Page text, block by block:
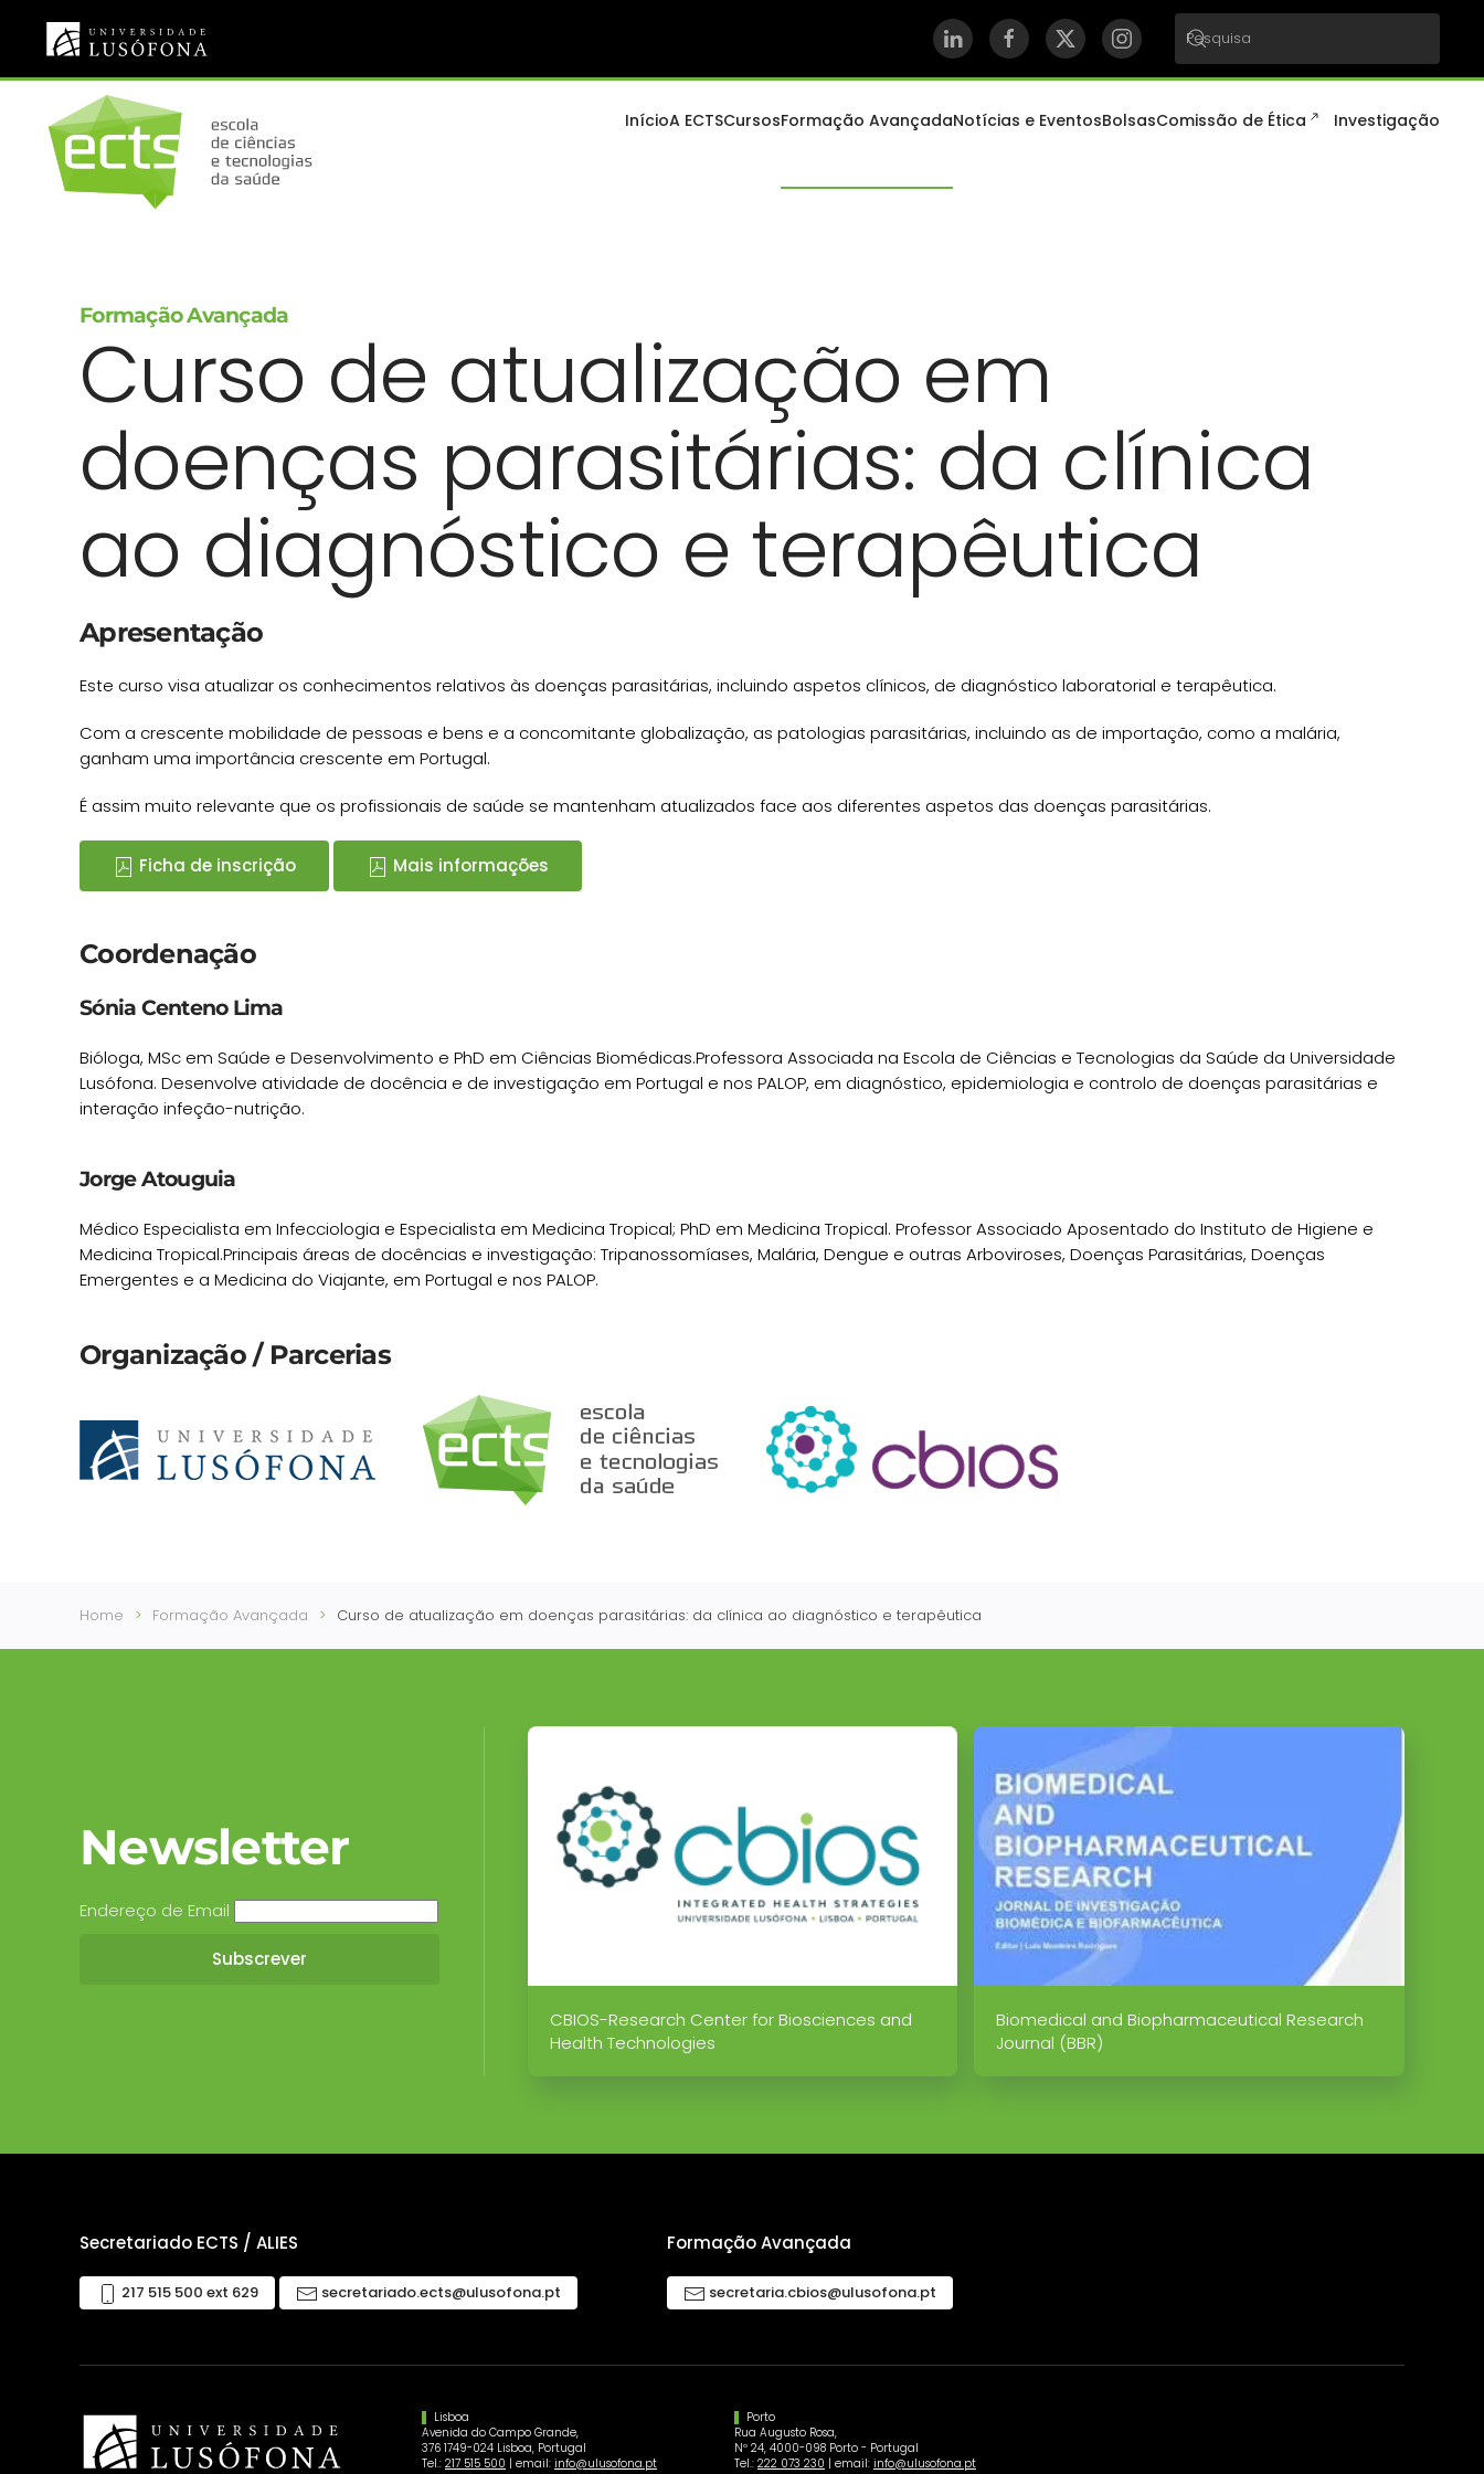
Saltar para o conteúdo principal
InícioA ECTSCursosFormação AvançadaNotícias e EventosBolsasComissão de Ética Investigação
Formação Avançada
Curso de atualização em
doenças parasitárias: da clínica
ao diagnóstico e terapêutica
Apresentação
Este curso visa atualizar os conhecimentos relativos às doenças parasitárias, incluindo aspetos clínicos, de diagnóstico laboratorial e terapêutica.
Com a crescente mobilidade de pessoas e bens e a concomitante globalização, as patologias parasitárias, incluindo as de importação, como a malária,
ganham uma importância crescente em Portugal.
É assim muito relevante que os profissionais de saúde se mantenham atualizados face aos diferentes aspetos das doenças parasitárias.
Ficha de inscrição Mais informações
Coordenação
Sónia Centeno Lima
Bióloga, MSc em Saúde e Desenvolvimento e PhD em Ciências Biomédicas.Professora Associada na Escola de Ciências e Tecnologias da Saúde da Universidade
Lusófona. Desenvolve atividade de docência e de investigação em Portugal e nos PALOP, em diagnóstico, epidemiologia e controlo de doenças parasitárias e
interação infeção-nutrição.
Jorge Atouguia
Médico Especialista em Infecciologia e Especialista em Medicina Tropical; PhD em Medicina Tropical. Professor Associado Aposentado do Instituto de Higiene e
Medicina Tropical.Principais áreas de docências e investigação: Tripanossomíases, Malária, Dengue e outras Arboviroses, Doenças Parasitárias, Doenças
Emergentes e a Medicina do Viajante, em Portugal e nos PALOP.
Organização / Parcerias
Home Formação Avançada Curso de atualização em doenças parasitárias: da clínica ao diagnóstico e terapêutica
Newsletter
Endereço de Email
CBIOS-Research Center for Biosciences and
Health Technologies
Biomedical and Biopharmaceutical Research
Journal (BBR)
Secretariado ECTS / ALIES
217 515 500 ext 629 secretariado.ects@ulusofona.pt
Formação Avançada
secretaria.cbios@ulusofona.pt
Lisboa
Avenida do Campo Grande,
376 1749-024 Lisboa, Portugal
Tel.: 217 515 500 | email: info@ulusofona.pt
Porto
Rua Augusto Rosa,
Nº 24, 4000-098 Porto - Portugal
Tel.: 222 073 230 | email: info@ulusofona.pt